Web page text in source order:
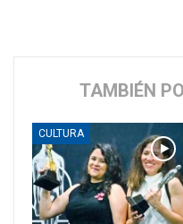
TAMBIÉN
CULTURA